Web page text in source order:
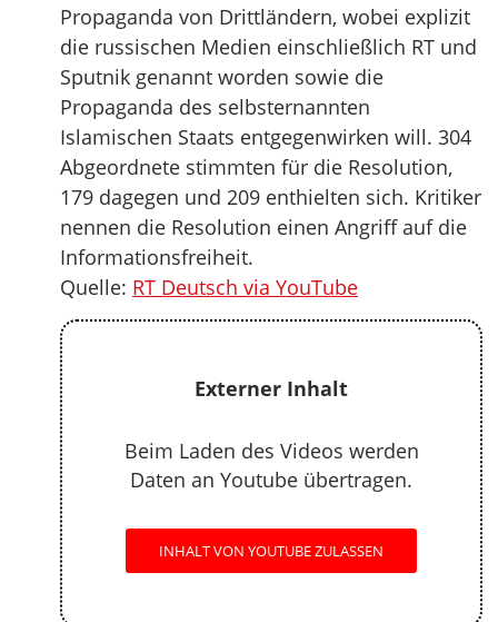
Propaganda von Drittländern, wobei explizit
die russischen Medien einschließlich RT und
Sputnik genannt worden sowie die
Propaganda des selbsternannten
Islamischen Staats entgegenwirken will. 304
Abgeordnete stimmten für die Resolution,
179 dagegen und 209 enthielten sich. Kritiker
nennen die Resolution einen Angriff auf die
Informationsfreiheit.
Quelle: RT Deutsch via YouTube
Externer Inhalt
Beim Laden des Videos werden
Daten an Youtube übertragen.
INHALT VON YOUTUBE ZULASSEN